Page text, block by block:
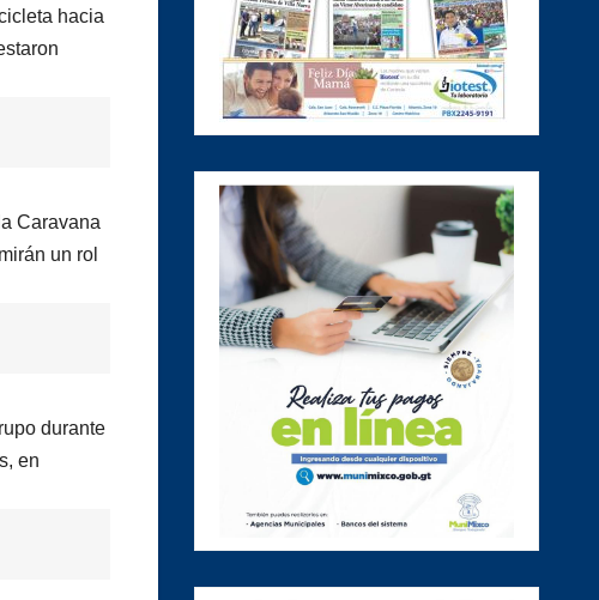
hacia
Caravana
un rol
durante
en